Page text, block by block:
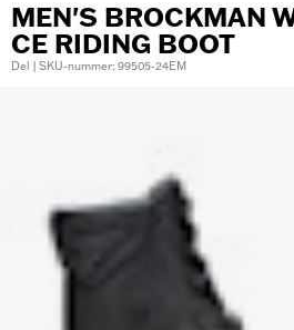
MEN'S BROCKMAN
CE RIDING BOOT
Del | SKU-nummer: 99505-24EM